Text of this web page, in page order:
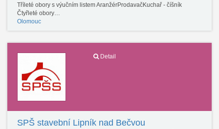
Tříleté obory s výučním listem AranžérProdavačKuchař - číšník
Čtyřleté obory…
Olomouc
Detail
SPŠ stavební Lipník nad Bečvou